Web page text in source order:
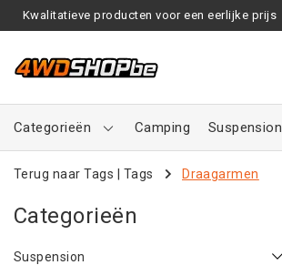
Kwalitatieve producten voor een eerlijke prijs
Categorieën Camping Suspension
Terug naar Tags Tags Draagarmen
Categorieën
Suspension